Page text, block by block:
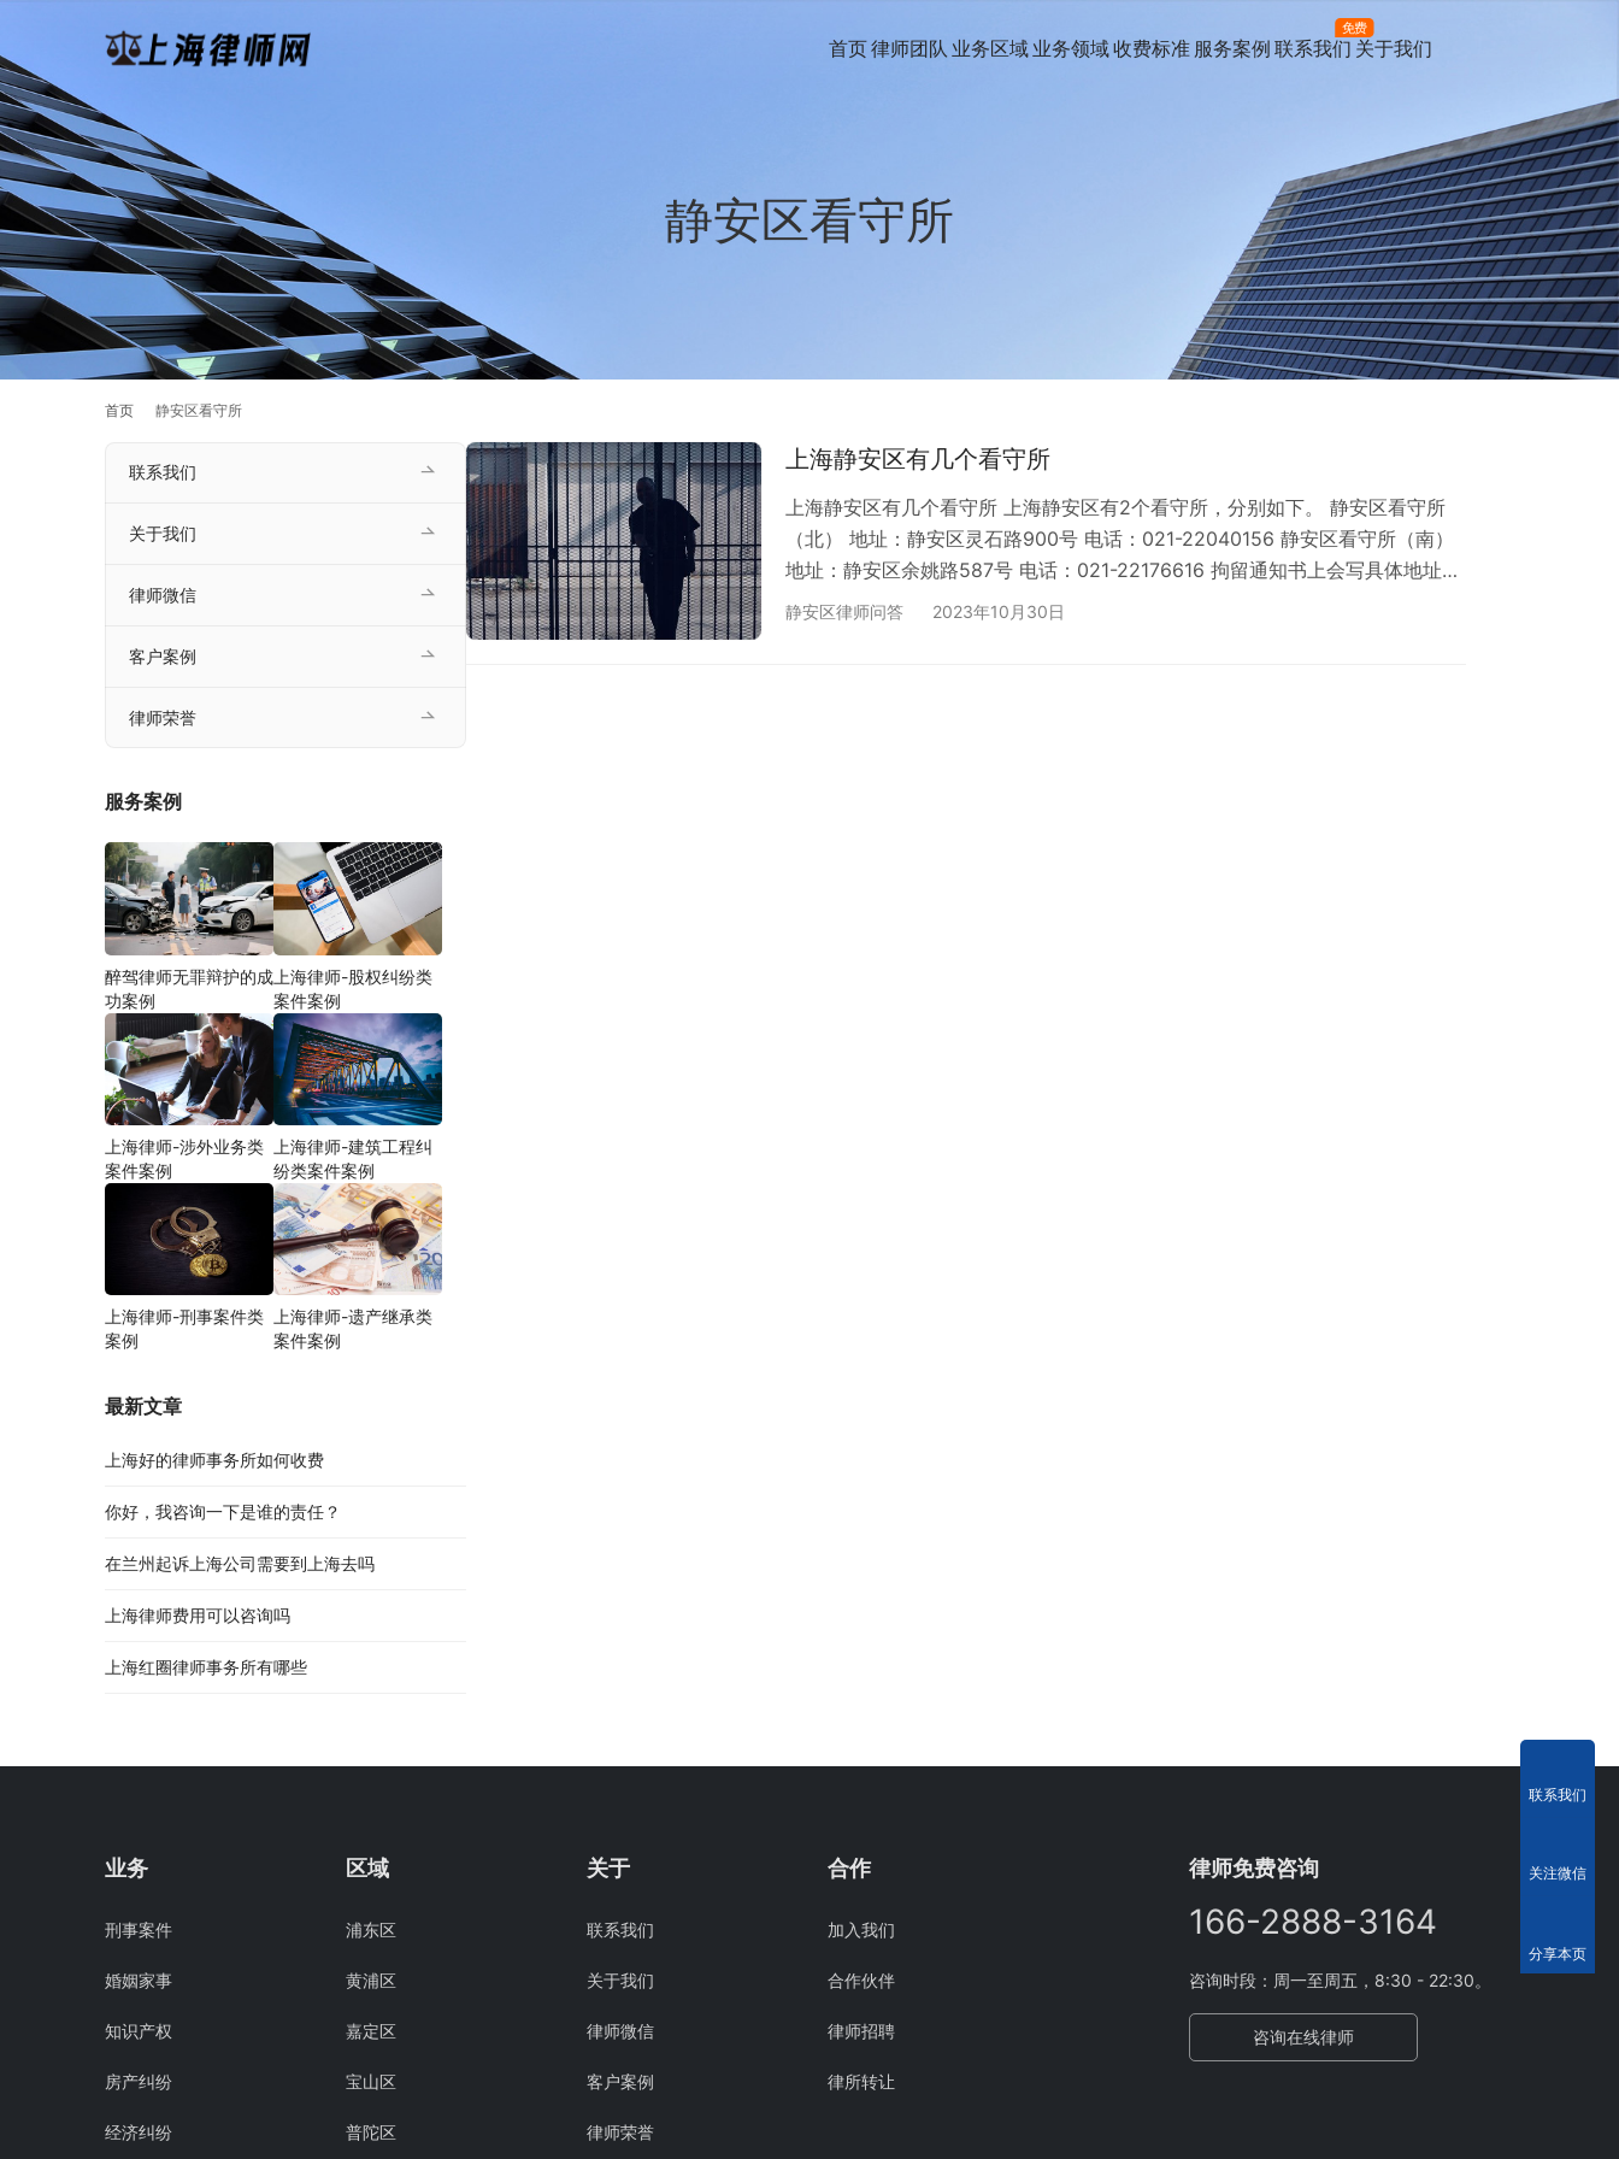
首页律师团队 业务区域 业务领域收费标准 服务案例 联系我们
免费
关于我们
静安区看守所
首页 静安区看守所
上海静安区有几个看守所
上海静安区有几个看守所 上海静安区有2个看守所，分别如下。 静安区看守所
（北） 地址：静安区灵石路900号 电话：021-22040156 静安区看守所（南）
地址：静安区余姚路587号 电话：021-22176616 拘留通知书上会写具体地址，
请仔细看下拘留通知书上的地址即可知道嫌疑人被关押在哪个看守所。 相关推
静安区律师问答 2023年10月30日
联系我们
关于我们
律师微信
客户案例
律师荣誉
服务案例
醉驾律师无罪辩护的成
功案例
上海律师-股权纠纷类
案件案例
上海律师-涉外业务类
案件案例
上海律师-建筑工程纠
纷类案件案例
上海律师-刑事案件类
案例
上海律师-遗产继承类
案件案例
最新文章
上海好的律师事务所如何收费
你好，我咨询一下是谁的责任？
在兰州起诉上海公司需要到上海去吗
上海律师费用可以咨询吗
上海红圈律师事务所有哪些
业务
刑事案件
婚姻家事
知识产权
房产纠纷
经济纠纷
区域
浦东区
黄浦区
嘉定区
宝山区
普陀区
关于
联系我们
关于我们
律师微信
客户案例
律师荣誉
合作
加入我们
合作伙伴
律师招聘
律所转让
律师免费咨询
166-2888-3164
咨询时段：周一至周五，8:30 - 22:30。
咨询在线律师
联系我们
关注微信
分享本页